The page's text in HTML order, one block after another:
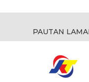
PAUTAN